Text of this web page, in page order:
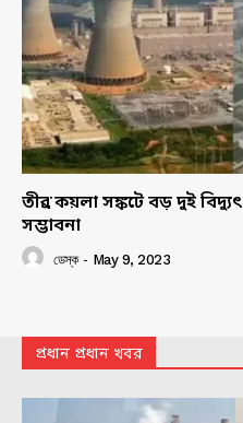
তীব্র কয়লা সঙ্কটে বড় দুই
সম্ভাবনা
ডেস্ক - May 9, 2023
প্রধান প্রধান খবর